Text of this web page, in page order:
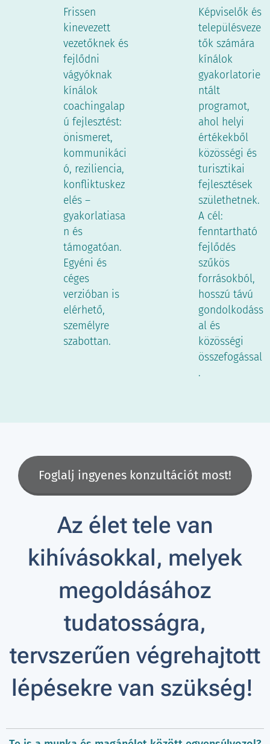
Frissen
kinevezett
vezetőknek és
fejlődni
vágyóknak
kínálok
coachingalap
ú fejlesztést:
önismeret,
kommunikáci
ó, reziliencia,
konfliktuskez
elés –
gyakorlatiasa
n és
támogatóan.
Egyéni és
céges
verzióban is
elérhető,
személyre
szabottan.
Képviselők és
településveze
tők számára
kínálok
gyakorlatorie
ntált
programot,
ahol helyi
értékekből
közösségi és
turisztikai
fejlesztések
születhetnek.
A cél:
fenntartható
fejlődés
szűkös
forrásokból,
hosszú távú
gondolkodáss
al és
közösségi
összefogással
.
Foglalj ingyenes konzultációt most!
Az élet tele van
kihívásokkal, melyek
megoldásához
tudatosságra,
tervszerűen végrehajtott
lépésekre van szükség!